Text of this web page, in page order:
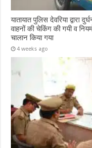
यातायात पुलिस देवरिया
वाहनों की चेकिंग की गयी व
चालान किया गया
4 weeks ago